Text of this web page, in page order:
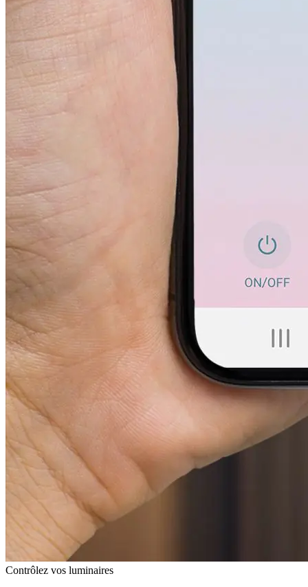
Contrôlez vos luminaires